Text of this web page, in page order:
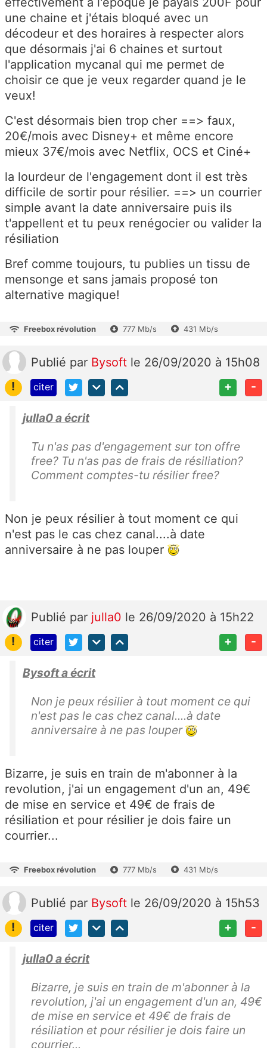
une chaine et j'étais bloqué avec un
décodeur et des horaires à respecter alors
que désormais j'ai 6 chaines et surtout
l'application mycanal qui me permet de
choisir ce que je veux regarder quand je le
veux!
C'est désormais bien trop cher ==> faux,
20€/mois avec Disney+ et même encore
mieux 37€/mois avec Netflix, OCS et Ciné+
la lourdeur de l'engagement dont il est très
difficile de sortir pour résilier. ==> un courrier
simple avant la date anniversaire puis ils
t'appellent et tu peux renégocier ou valider la
résiliation
Bref comme toujours, tu publies un tissu de
mensonge et sans jamais proposé ton
alternative magique!
Freebox révolution 777 Mb/s 431 Mb/s
Publié par Bysoft le 26/09/2020 à 15h08
!
citer + -
julla0 a écrit
Tu n'as pas d'engagement sur ton offre
free? Tu n'as pas de frais de résiliation?
Comment comptes-tu résilier free?
Non je peux résilier à tout moment ce qui
n'est pas le cas chez canal....à date
anniversaire à ne pas louper
Publié par julla0 le 26/09/2020 à 15h22
!
citer + -
Bysoft a écrit
Non je peux résilier à tout moment ce qui
n'est pas le cas chez canal....à date
anniversaire à ne pas louper
Bizarre, je suis en train de m'abonner à la
revolution, j'ai un engagement d'un an, 49€
de mise en service et 49€ de frais de
résiliation et pour résilier je dois faire un
courrier...
Freebox révolution 777 Mb/s 431 Mb/s
Publié par Bysoft le 26/09/2020 à 15h53
!
citer + -
julla0 a écrit
Bizarre, je suis en train de m'abonner à la
revolution, j'ai un engagement d'un an, 49€
de mise en service et 49€ de frais de
résiliation et pour résilier je dois faire un
courrier...